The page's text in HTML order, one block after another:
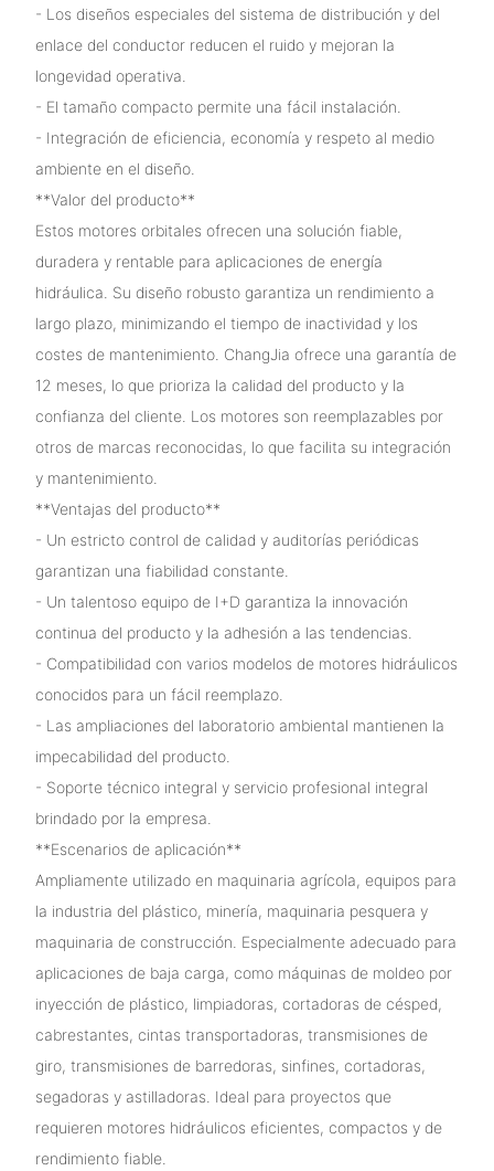
- Los diseños especiales del sistema de distribución y del
enlace del conductor reducen el ruido y mejoran la
longevidad operativa.
- El tamaño compacto permite una fácil instalación.
- Integración de eficiencia, economía y respeto al medio
ambiente en el diseño.
**Valor del producto**
Estos motores orbitales ofrecen una solución fiable,
duradera y rentable para aplicaciones de energía
hidráulica. Su diseño robusto garantiza un rendimiento a
largo plazo, minimizando el tiempo de inactividad y los
costes de mantenimiento. ChangJia ofrece una garantía de
12 meses, lo que prioriza la calidad del producto y la
confianza del cliente. Los motores son reemplazables por
otros de marcas reconocidas, lo que facilita su integración
y mantenimiento.
**Ventajas del producto**
- Un estricto control de calidad y auditorías periódicas
garantizan una fiabilidad constante.
- Un talentoso equipo de I+D garantiza la innovación
continua del producto y la adhesión a las tendencias.
- Compatibilidad con varios modelos de motores hidráulicos
conocidos para un fácil reemplazo.
- Las ampliaciones del laboratorio ambiental mantienen la
impecabilidad del producto.
- Soporte técnico integral y servicio profesional integral
brindado por la empresa.
**Escenarios de aplicación**
Ampliamente utilizado en maquinaria agrícola, equipos para
la industria del plástico, minería, maquinaria pesquera y
maquinaria de construcción. Especialmente adecuado para
aplicaciones de baja carga, como máquinas de moldeo por
inyección de plástico, limpiadoras, cortadoras de césped,
cabrestantes, cintas transportadoras, transmisiones de
giro, transmisiones de barredoras, sinfines, cortadoras,
segadoras y astilladoras. Ideal para proyectos que
requieren motores hidráulicos eficientes, compactos y de
rendimiento fiable.